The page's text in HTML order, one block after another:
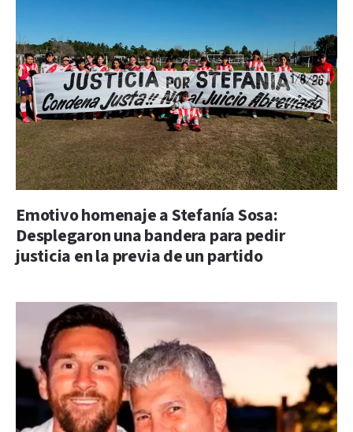
Emotivo homenaje a Stefanía Sosa:
Desplegaron una bandera para pedir
justicia en la previa de un partido